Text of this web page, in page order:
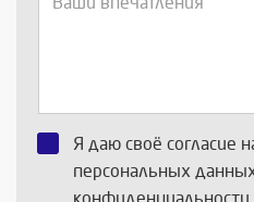
Я даю своё согласие
персональных
конфиденциальности